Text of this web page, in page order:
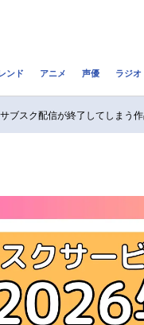
アニメ記事一覧
声優記事一覧
ンド アニメ 声優 ラジオ
ブスク配信が終了してしまう